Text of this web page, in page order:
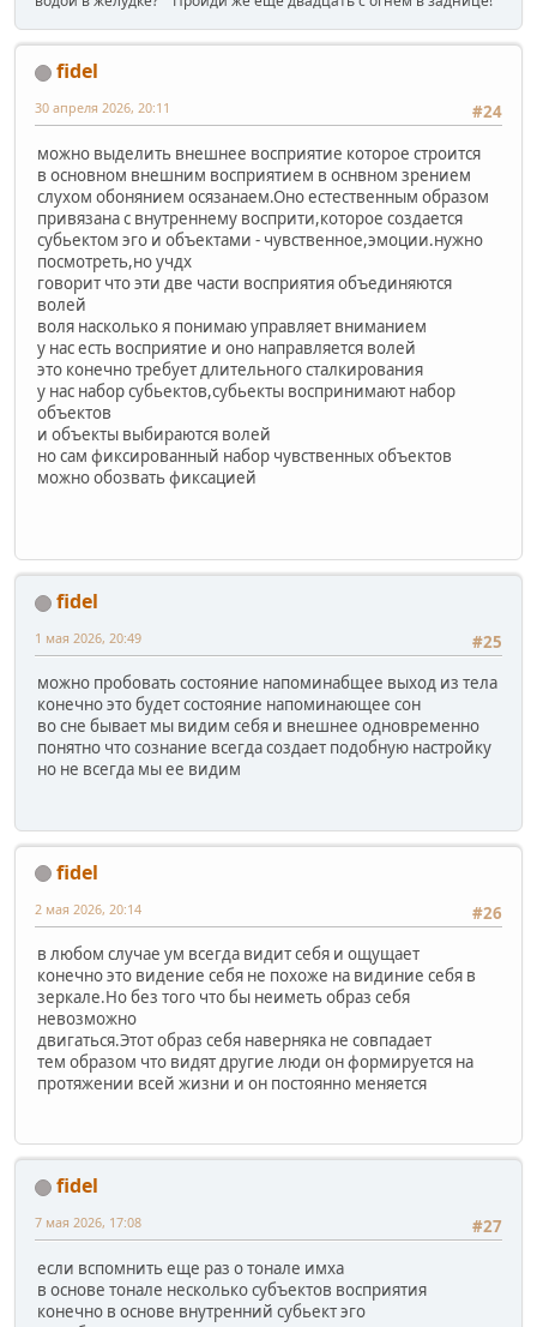
fidel
#24
30 апреля 2026, 20:11
можно выделить внешнее восприятие которое строится
в основном внешним восприятием в оснвном зрением
слухом обонянием осязанаем.Оно естественным образом
привязана с внутреннему восприти,которое создается
субьектом эго и объектами - чувственное,эмоции.нужно
посмотреть,но учдх
говорит что эти две части восприятия объединяются
волей
воля насколько я понимаю управляет вниманием
у нас есть восприятие и оно направляется волей
это конечно требует длительного сталкирования
у нас набор субьектов,субьекты воспринимают набор
объектов
и объекты выбираются волей
но сам фиксированный набор чувственных объектов
можно обозвать фиксацией
fidel
#25
1 мая 2026, 20:49
можно пробовать состояние напоминабщее выход из тела
конечно это будет состояние напоминающее сон
во сне бывает мы видим себя и внешнее одновременно
понятно что сознание всегда создает подобную настройку
но не всегда мы ее видим
fidel
#26
2 мая 2026, 20:14
в любом случае ум всегда видит себя и ощущает
конечно это видение себя не похоже на видиние себя в
зеркале.Но без того что бы неиметь образ себя
невозможно
двигаться.Этот образ себя наверняка не совпадает
тем образом что видят другие люди он формируется на
протяжении всей жизни и он постоянно меняется
fidel
#27
7 мая 2026, 17:08
если вспомнить еще раз о тонале имха
в основе тонале несколько субъектов восприятия
конечно в основе внутренний субьект эго